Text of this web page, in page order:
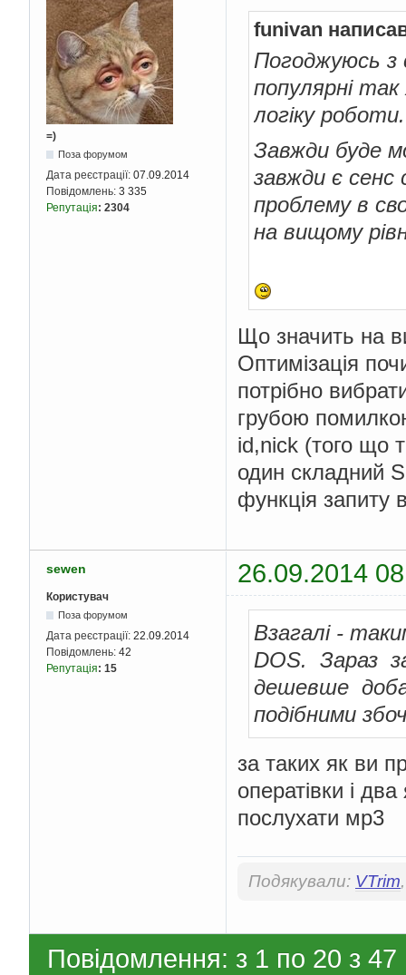
=)
Поза форумом
Дата реєстрації: 07.09.2014
Повідомлень: 3 335
Репутація: 2304
funivan
Погоджуюсь з
популярні
логіку
Завжди буде
завжди є
проблему в
на вищому
Що значить на
Оптимізація
потрібно
грубою
id,nick (того що
один складний
функція запиту
sewen 26.09.2014
Користувач
Поза форумом
Дата реєстрації: 22.09.2014
Повідомлень: 42
Репутація: 15
Взагалі -
DOS. Зараз
дешевше
подібними
за таких як ви
оператівки і
послухати мр3
Подякували: VTrim
Повідомлення: з 1 по 20 з 47